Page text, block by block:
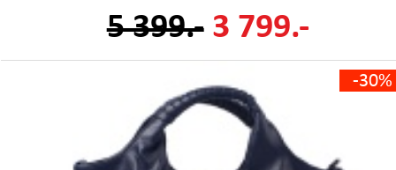
5 399.- 3 799.-
-30%